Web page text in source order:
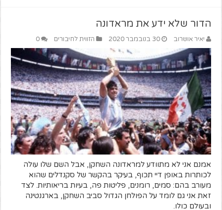
הדור שלא ידע את מראדונה
יאיר אושרוב 30 בנובמבר 2020 הזווית לחיבורים 0
אמנם אני לא מתוודע למראדונה השחקן, אבל השם שלו עולה
לכותרות באופן דיי תכוף, בעיקר בהקשר של סקנדלים שהוא
מעורב בהם: סמים, רומנים, פליטות פה, בעיות בריאותיות. לצד
זאת אני גם לומד על הפולחן הגדול סביב השחקן, בארגנטינה
ובעולם כולו.